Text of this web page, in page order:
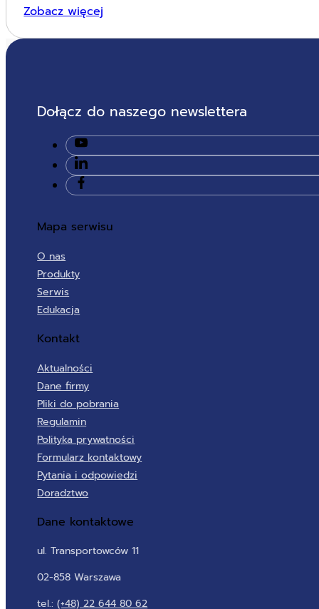
Zobacz więcej
Dołącz do naszego newslettera
Mapa serwisu
O nas
Produkty
Serwis
Edukacja
Kontakt
Aktualności
Dane firmy
Pliki do pobrania
Regulamin
Polityka prywatności
Formularz kontaktowy
Pytania i odpowiedzi
Doradztwo
Dane kontaktowe
ul. Transportowców 11
02-858 Warszawa
tel.:(+48) 22 644 80 62